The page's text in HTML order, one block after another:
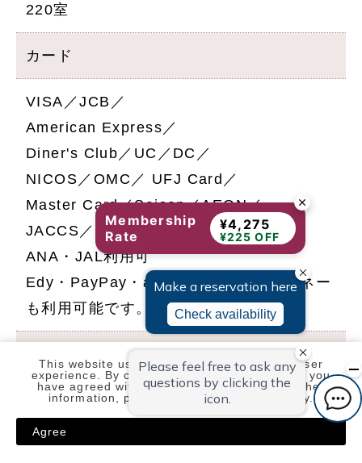
220室
カード
VISA／JCB／
American Express／
Diner's Club／UC／DC／
NICOS／OMC／ UFJ Card／
Master Card／Saison／AEON／
JACCS／ORICO／楽天カード／
ANA・JAL利用可
Edy・PayPay・auPay等、各種電子マネー
も利用可能です。
条件・注意事項
■到着予定時間2時間を過ぎ連絡のない場合
は取り消しとさせていただくことがありま
Membership
Rate
¥4,275
¥225 OFF
This website uses cookies to improve your user
experience. By continuing to use this website, you
have agreed with our cookie consent. For futher
information, please check the Private Policy .
Agree